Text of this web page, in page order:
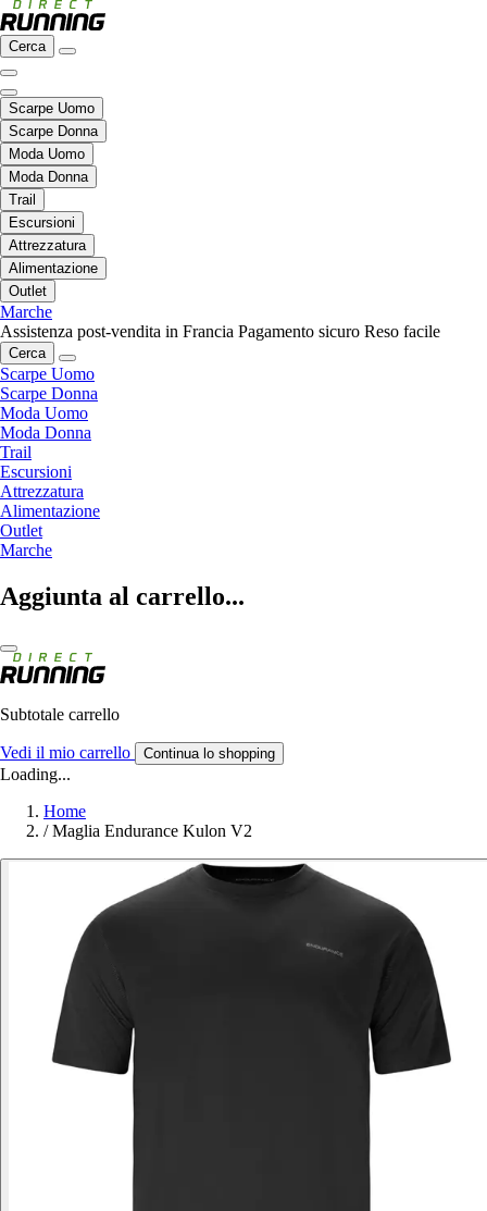
Cerca
Scarpe Uomo
Scarpe Donna
Moda Uomo
Moda Donna
Trail
Escursioni
Attrezzatura
Alimentazione
Outlet
Marche
Assistenza post-vendita in Francia Pagamento sicuro Reso facile
Cerca
Scarpe Uomo
Scarpe Donna
Moda Uomo
Moda Donna
Trail
Escursioni
Attrezzatura
Alimentazione
Outlet
Marche
Aggiunta al carrello...
Subtotale carrello
Vedi il mio carrello Continua lo shopping
Loading...
Home
/ Maglia Endurance Kulon V2